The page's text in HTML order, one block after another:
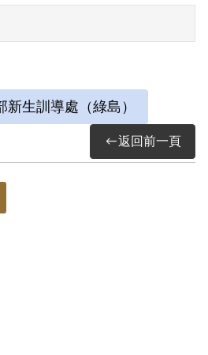
第6次臨時董事會審核通
理由為僅有其於偵查中
他具體佐證足以證明林
故認非有實據。
轉會公告撤銷判決處分。
生訓導處（綠島）
返回前一頁